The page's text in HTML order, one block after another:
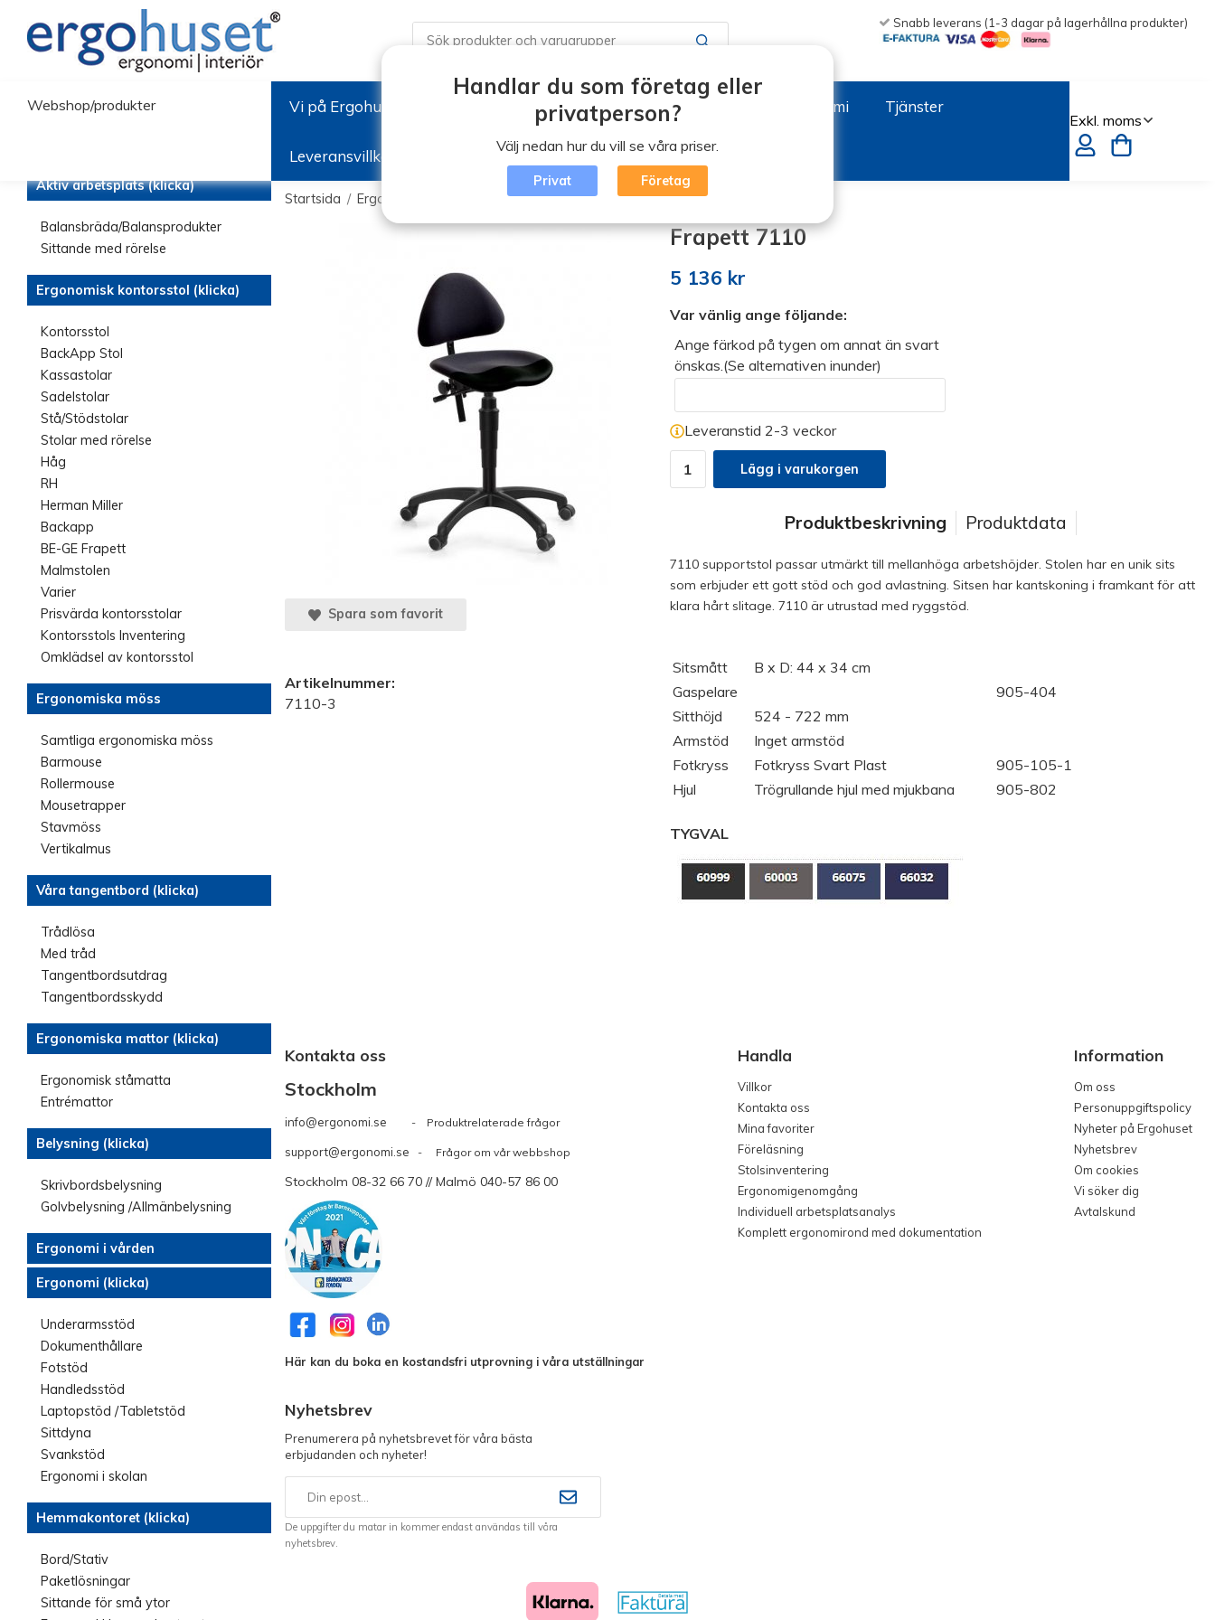
Snabb leverans (1-3 dagar på lagerhållna produkter)
Webshop/produkter Vi på Ergohuset Butiker / Öppettider Boka en tid Vad är Ergonomi Tjänster
Leveransvillkor Logga in
Startsida / Ergonomisk kontorsstol (klicka) / Frapett 7110
Aktiv arbetsplats (klicka)
Balansbräda/Balansprodukter
Sittande med rörelse
Ergonomisk kontorsstol (klicka)
Kontorsstol
BackApp Stol
Kassastolar
Sadelstolar
Stå/Stödstolar
Stolar med rörelse
Håg
RH
Herman Miller
Backapp
BE-GE Frapett
Malmstolen
Varier
Prisvärda kontorsstolar
Kontorsstols Inventering
Omklädsel av kontorsstol
Ergonomiska möss
Samtliga ergonomiska möss
Barmouse
Rollermouse
Mousetrapper
Stavmöss
Vertikalmus
Våra tangentbord (klicka)
Trådlösa
Med tråd
Tangentbordsutdrag
Tangentbordsskydd
Ergonomiska mattor (klicka)
Ergonomisk ståmatta
Entrémattor
Belysning (klicka)
Skrivbordsbelysning
Golvbelysning /Allmänbelysning
Ergonomi i vården
Ergonomi (klicka)
Underarmsstöd
Dokumenthållare
Fotstöd
Handledsstöd
Laptopstöd /Tabletstöd
Sittdyna
Svankstöd
Ergonomi i skolan
Hemmakontoret (klicka)
Bord/Stativ
Paketlösningar
Sittande för små ytor
Frapett 7110
5 136 kr
Var vänlig ange följande:
Ange färkod på tygen om annat än svart
önskas.(Se alternativen inunder)
Leveranstid 2-3 veckor
Lägg i varukorgen
Produktbeskrivning Produktdata
7110 supportstol passar utmärkt till mellanhöga arbetshöjder. Stolen har en unik sits
som erbjuder ett gott stöd och god avlastning. Sitsen har kantskoning i framkant för att
klara hårt slitage. 7110 är utrustad med ryggstöd.
Sitsmått
B x D: 44 x 34 cm
Gaspelare
905-404
Sitthöjd
524 - 722 mm
Armstöd
Inget armstöd
Fotkryss
Fotkryss Svart Plast
905-105-1
Hjul
Trögrullande hjul med mjukbana 905-802
TYGVAL
Spara som favorit
Artikelnummer:
7110-3
Kontakta oss
Stockholm
info@ergonomi.se - Produktrelaterade frågor
support@ergonomi.se - Frågor om vår webbshop
Stockholm 08-32 66 70 // Malmö 040-57 86 00
Här kan du boka en kostandsfri utprovning i våra utställningar
Handla
Villkor
Kontakta oss
Mina favoriter
Föreläsning
Stolsinventering
Ergonomigenomgång
Individuell arbetsplatsanalys
Komplett ergonomirond med dokumentation
Information
Om oss
Personuppgiftspolicy
Nyheter på Ergohuset
Nyhetsbrev
Om cookies
Vi söker dig
Avtalskund
Nyhetsbrev
Prenumerera på nyhetsbrevet för våra bästa
erbjudanden och nyheter!
De uppgifter du matar in kommer endast användas till våra
nyhetsbrev.
Handlar du som företag eller
privatperson?
Välj nedan hur du vill se våra priser.
Privat Företag